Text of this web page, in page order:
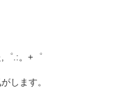
゜.:。+゜
します。